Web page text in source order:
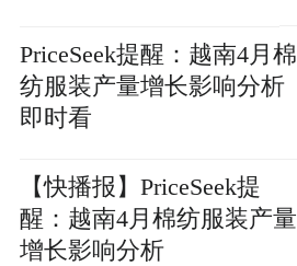
PriceSeek提醒：越南4月棉
纺服装产量增长影响分析
即时看
【快播报】PriceSeek提
醒：越南4月棉纺服装产量
增长影响分析